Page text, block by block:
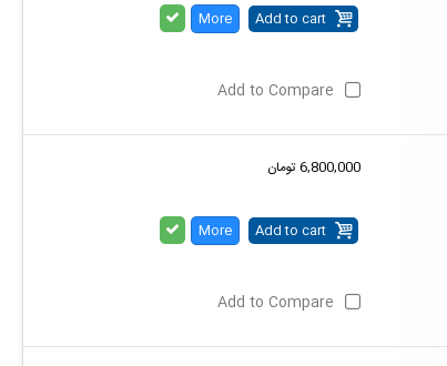
Add to cart
More
Add to Compare
6,800,000 تومان
Add to cart
More
Add to Compare